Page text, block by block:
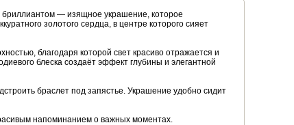
бриллиантом — изящное украшение, которое
золотого сердца, в центре которого сияет
благодаря которой свет красиво отражается и
блеска создаёт эффект глубины и элегантной
браслет под запястье. Украшение удобно сидит
напоминанием о важных моментах.